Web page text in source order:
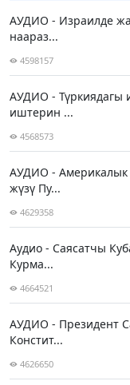
АУДИО - Израилде
наараз...
4598157
АУДИО - Түркиядагы
иштерин ...
4568573
АУДИО -
жүзү Пу...
4629358
Аудио - Саясатчы
Курма...
4664521
АУДИО - Президент
Констит...
4626650